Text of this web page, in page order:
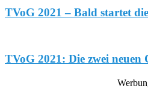
TVoG 2021 – Bald startet
TVoG 2021: Die zwei neuen